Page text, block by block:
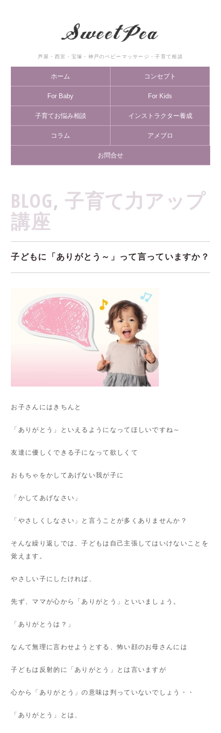
芦屋・西宮・宝塚・神戸のベビーマッサージ・子育て相談
ホーム コンセプト
For Baby For Kids
子育てお悩み相談 インストラクター養成
コラム アメブロ
お問合せ
BLOG, 子育て力アップ
講座
子どもに「ありがとう～」って言っていますか？
お子さんにはきちんと
「ありがとう」といえるようになってほしいですね～
友達に優しくできる子になって欲しくて
おもちゃをかしてあげない我が子に
「かしてあげなさい」
「やさしくしなさい」と言うことが多くありませんか？
そんな繰り返しでは、子どもは自己主張してはいけないことを
覚えます。
やさしい子にしたければ、
先ず、ママが心から「ありがとう」といいましょう。
「ありがとうは？」
なんて無理に言わせようとする、怖い顔のお母さんには
子どもは反射的に「ありがとう」とは言いますが
心から「ありがとう」の意味は判っていないでしょう・・
「ありがとう」とは、